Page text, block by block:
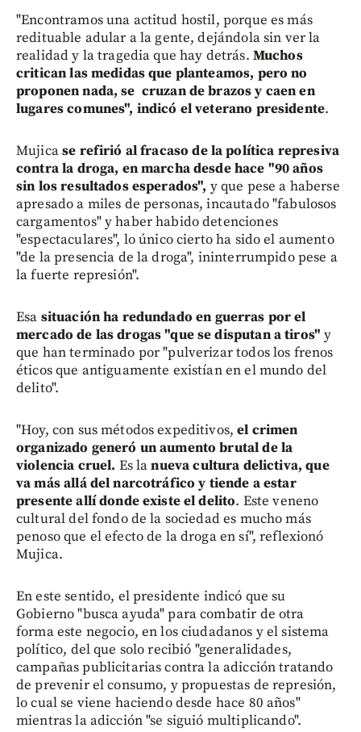
"Encontramos una actitud hostil, porque es más
redituable adular a la gente, dejándola sin ver la
realidad y la tragedia que hay detrás. Muchos
critican las medidas que planteamos, pero no
proponen nada, se cruzan de brazos y caen en
lugares comunes", indicó el veterano presidente.
Mujicase refirió al fracaso de la política represiva
contra la droga, en marcha desde hace "90 años
sin los resultados esperados", y que pese a haberse
apresado a miles de personas, incautado "fabulosos
cargamentos" y haber habido detenciones
"espectaculares", lo único cierto ha sido el aumento
"de la presencia de la droga", ininterrumpido pese a
la fuerte represión".
Esa situación ha redundado en guerras por el
mercado de las drogas "que se disputan a tiros" y
que han terminado por "pulverizar todos los frenos
éticos que antiguamente existían en el mundo del
delito".
"Hoy, con sus métodos expeditivos, el crimen
organizado generó un aumento brutal de la
violencia cruel. Es lanueva cultura delictiva, que
va más allá del narcotráfico y tiende a estar
presente allí donde existe el delito. Este veneno
cultural del fondo de la sociedad es mucho más
penoso que el efecto de la droga en sí", reflexionó
Mujica.
En este sentido, el presidente indicó que su
Gobierno "busca ayuda" para combatir de otra
forma este negocio, en los ciudadanos y el sistema
político, del que solo recibió "generalidades,
campañas publicitarias contra la adicción tratando
de prevenir el consumo, y propuestas de represión,
lo cual se viene haciendo desde hace 80 años"
mientras la adicción "se siguió multiplicando".